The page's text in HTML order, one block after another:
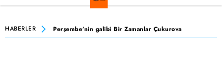
HABERLER Perşembe'nin galibi Bir Zamanlar Çukurova